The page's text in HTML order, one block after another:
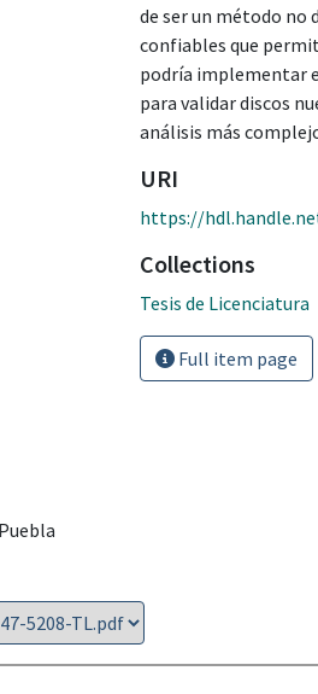
de ser un método no
confiables que
podría implementar
para validar discos
análisis más
URI
https://
Collections
Tesis de Licenciatura
Full item page